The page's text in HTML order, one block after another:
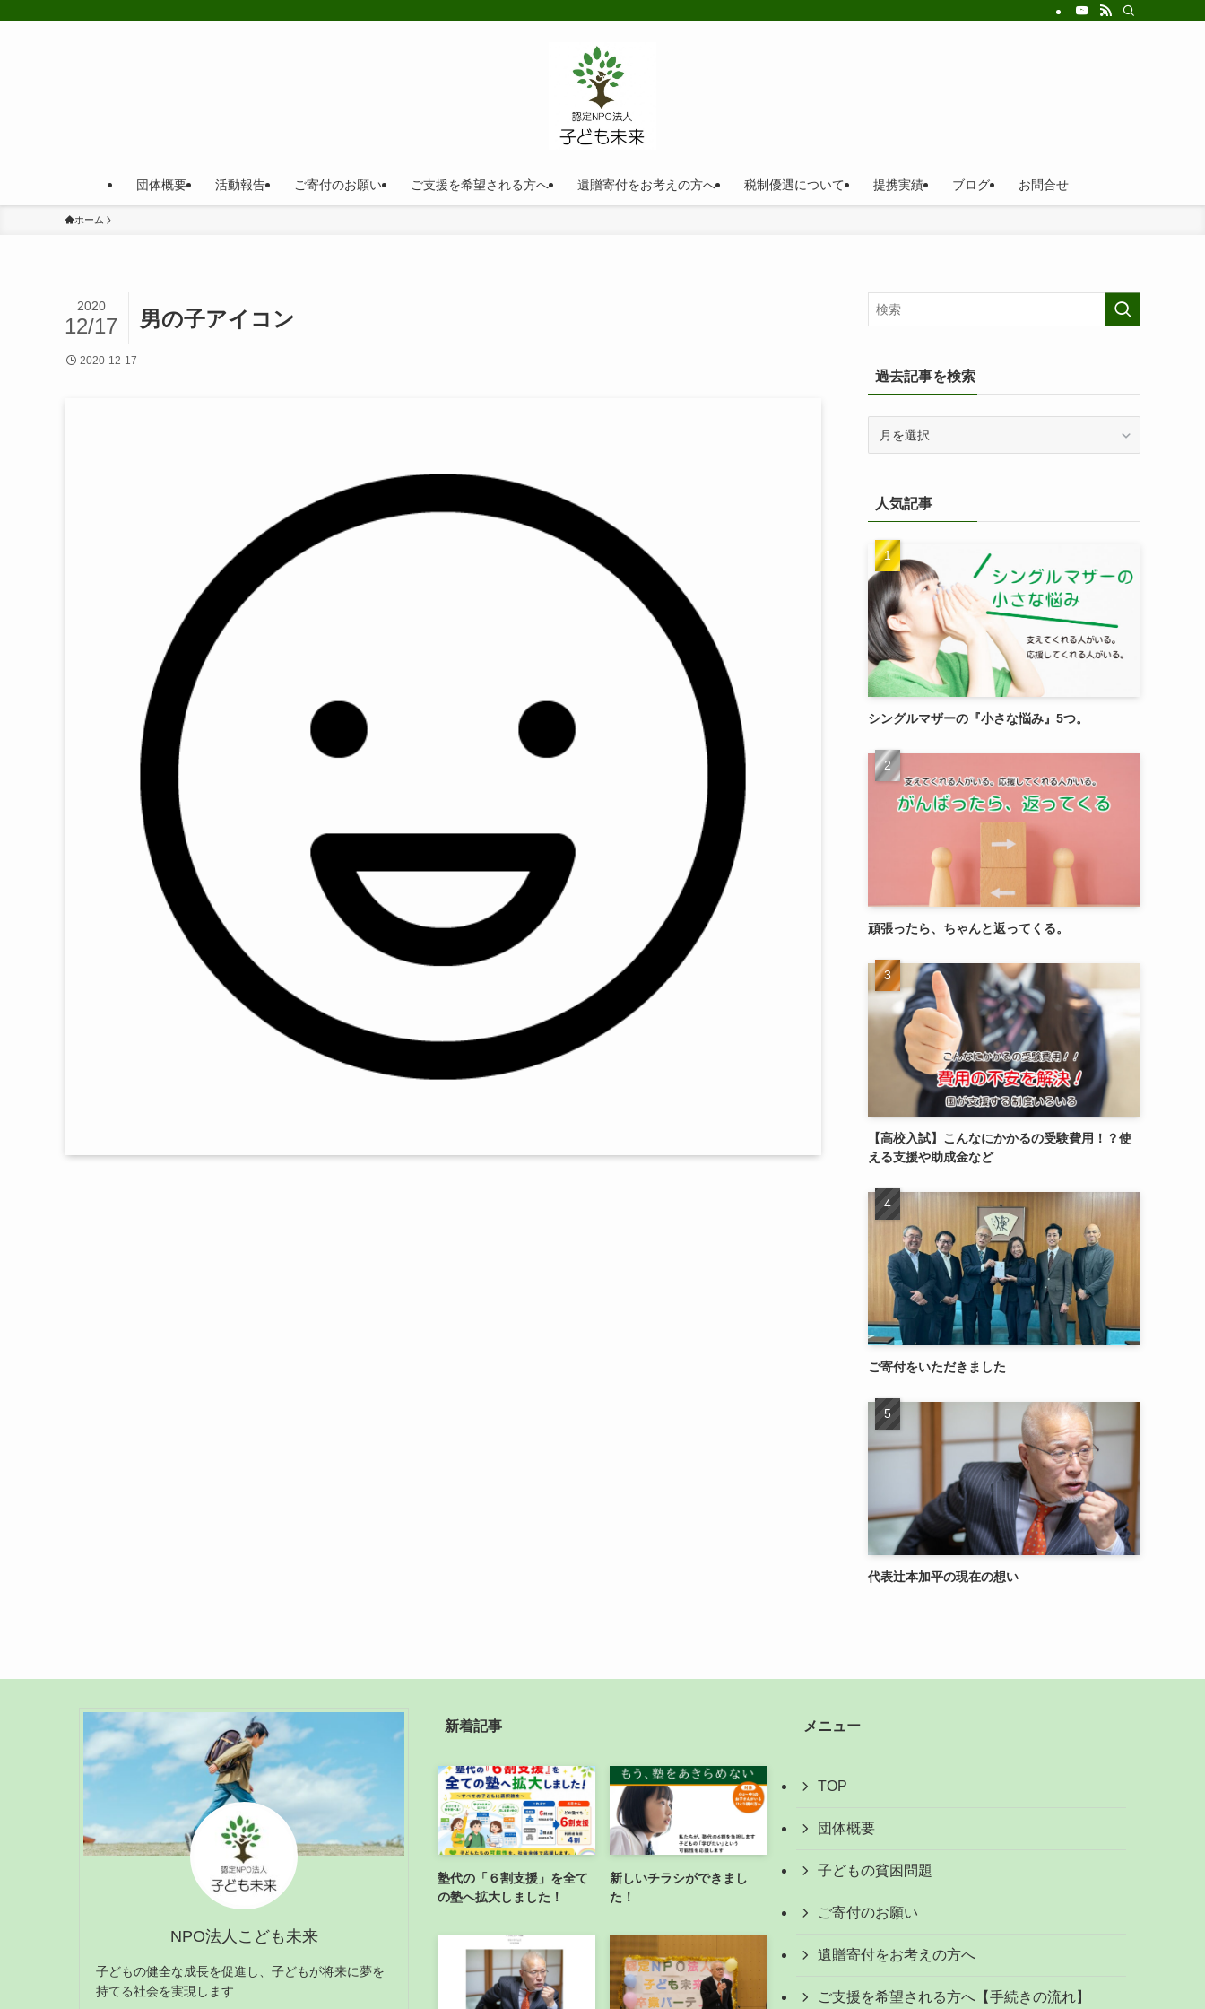
団体概要 活動報告 ご寄付のお願い ご支援を希望される方へ 遺贈寄付をお考えの方へ 税制優遇について 提携実績 ブログ お問合せ
ホーム
男の子アイコン
2020
12/17
2020-12-17
過去記事を検索
を
検
索
人気記事
シングルマザーの『小さな悩み』5つ。
頑張ったら、ちゃんと返ってくる。
【高校入試】こんなにかかるの受験費用！？使
える支援や助成金など
ご寄付をいただきました
代表辻本加平の現在の想い
NPO法人こども未来
子どもの健全な成長を促進し、子どもが将来に夢を
持てる社会を実現します
新着記事
塾代の「６割支援」を全て
の塾へ拡大しました！
新しいチラシができまし
た！
メニュー
TOP
団体概要
子どもの貧困問題
ご寄付のお願い
遺贈寄付をお考えの方へ
ご支援を希望される方へ【手続きの流れ】